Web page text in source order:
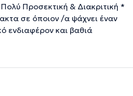
Προσεκτική & Διακριτική *
σε όποιον /α ψάχνει έναν
ενδιαφέρον και βαθιά